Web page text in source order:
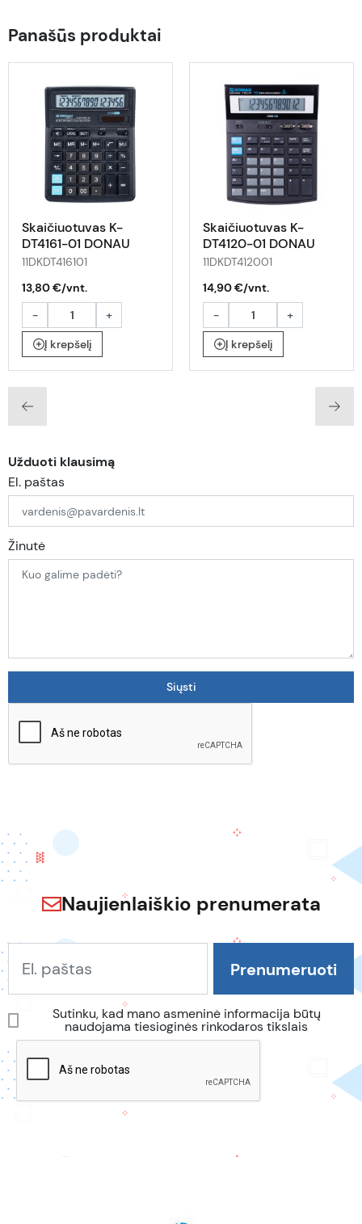
Panašūs produktai
Skaičiuotuvas K-
DT4161-01 DONAU
11DKDT416101
13,80 €/vnt.
-
+
Į krepšelį
Skaičiuotuvas K-
DT4120-01 DONAU
11DKDT412001
14,90 €/vnt.
-
+
Į krepšelį
Užduoti klausimą
El. paštas
Žinutė
Naujienlaiškio prenumerata
Sutinku, kad mano asmeninė informacija būtų
naudojama tiesioginės rinkodaros tikslais